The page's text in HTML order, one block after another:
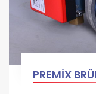
PREMİX